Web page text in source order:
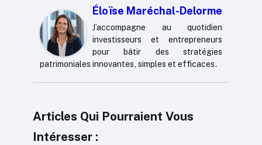
Éloïse Maréchal-Delorme
J’accompagne au quotidien
investisseurs et entrepreneurs
pour bâtir des stratégies
patrimoniales innovantes, simples et efficaces.
Articles Qui Pourraient Vous
Intéresser :